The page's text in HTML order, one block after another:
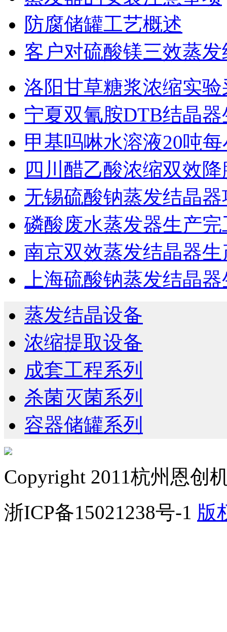
防腐储罐工艺概述
客户对硫酸镁三效蒸
洛阳甘草糖浆浓缩实
宁夏双氰胺DTB结晶
甲基吗啉水溶液20吨
四川醋乙酸浓缩双效
无锡硫酸钠蒸发结晶
磷酸废水蒸发器生产完
南京双效蒸发结晶器
上海硫酸钠蒸发结晶
蒸发结晶设备
浓缩提取设备
成套工程系列
杀菌灭菌系列
容器储罐系列
Copyright 2011杭州恩创
浙ICP备15021238号-1 版